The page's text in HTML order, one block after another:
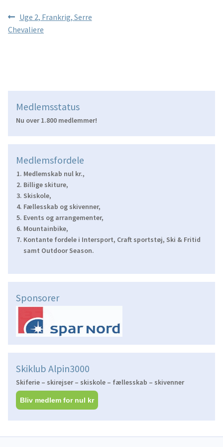
Indlægsnavigation
Forrige
indlæg:
Uge 2, Frankrig, Serre
Chevaliere
Medlemsstatus
Nu over 1.800 medlemmer!
Medlemsfordele
Medlemskab nul kr.,
Billige skiture,
Skiskole,
Fællesskab og skivenner,
Events og arrangementer,
Mountainbike,
Kontante fordele i Intersport, Craft sportstøj, Ski & Fritid
samt Outdoor Season.
Sponsorer
Skiklub Alpin3000
Skiferie – skirejser – skiskole – fællesskab – skivenner
Bliv medlem for nul kr